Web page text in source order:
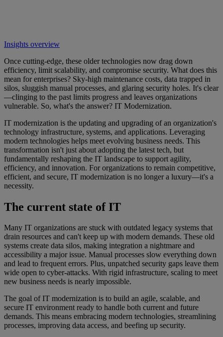
Insights overview
Once cutting-edge, these older technologies now drag down
efficiency, limit scalability, and compromise security. What does this
mean for enterprises? Sky-high maintenance costs, data trapped in
silos, sluggish manual processes, and glaring security holes. It's clear
—clinging to the past limits progress and leaves organizations
vulnerable. So, what's the answer? IT Modernization.
IT modernization is the updating and upgrading of an organization's
technology infrastructure, systems, and applications. Leveraging
modern technologies helps meet evolving business needs. This
transformation isn't just about adopting the latest tech, but
fundamentally reshaping the IT landscape to support agility,
efficiency, and innovation. For organizations to remain competitive,
efficient, and secure, IT modernization is no longer a luxury—it's a
necessity.
The current state of IT
Many IT organizations are stuck with outdated legacy systems that
drain resources and can't keep up with modern demands. These old
systems create data silos, making integration a nightmare and
accessibility a major issue. Manual processes slow everything down
and lead to frequent errors. Plus, unpatched security gaps leave them
wide open to cyber-attacks. With rigid infrastructure, scaling to meet
new business needs is nearly impossible.
The goal of IT modernization is to build an agile, scalable, and
secure IT environment ready to handle both current and future
demands. This means embracing modern technologies, streamlining
processes, improving data access, and beefing up security.